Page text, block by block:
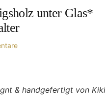
unter Glas*
& handgefertigt von Kiki